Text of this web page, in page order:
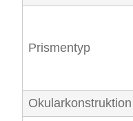
Prismentyp
Okularkonstruktion